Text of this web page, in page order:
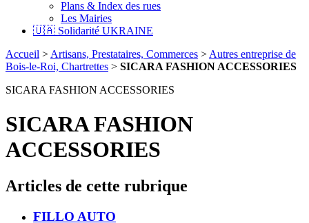
Plans & Index des rues
Les Mairies
🇺🇦 Solidarité UKRAINE
Accueil > Artisans, Prestataires, Commerces > Autres entreprise de
Bois-le-Roi, Chartrettes > SICARA FASHION ACCESSORIES
SICARA FASHION ACCESSORIES
SICARA FASHION
ACCESSORIES
Articles de cette rubrique
FILLO AUTO